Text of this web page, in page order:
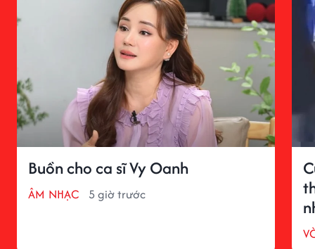
Buồn cho ca sĩ Vy Oanh
ÂM NHẠC 5 giờ trước